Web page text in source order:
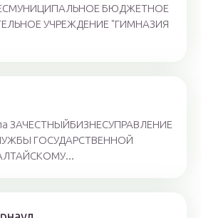
БЮДЖЕТНОЕ
УЧРЕЖДЕНИЕ "ГИМНАЗИЯ
ЗАЧЕСТНЫЙБИЗНЕСУПРАВЛЕНИЕ
ГОСУДАРСТВЕННОЙ